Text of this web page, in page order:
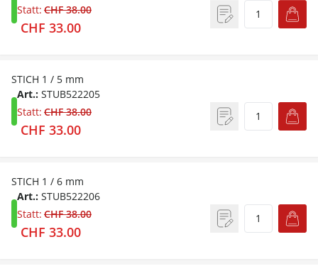
Statt: CHF 38.00
CHF 33.00
STICH 1 / 5 mm
Art.: STUB522205
Statt: CHF 38.00
CHF 33.00
STICH 1 / 6 mm
Art.: STUB522206
Statt: CHF 38.00
CHF 33.00